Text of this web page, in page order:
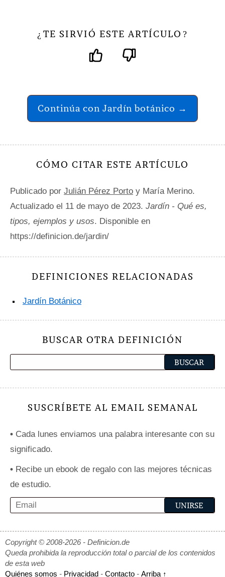
¿ TE SIRVIÓ ESTE ARTÍCULO ?
Continúa con Jardín botánico →
CÓMO CITAR ESTE ARTÍCULO
Publicado por Julián Pérez Porto y María Merino.
Actualizado el 11 de mayo de 2023. Jardín - Qué es,
tipos, ejemplos y usos. Disponible en
https://definicion.de/jardin/
DEFINICIONES RELACIONADAS
Jardín Botánico
BUSCAR OTRA DEFINICIÓN
SUSCRÍBETE AL EMAIL SEMANAL
• Cada lunes enviamos una palabra interesante con su
significado.
• Recibe un ebook de regalo con las mejores técnicas
de estudio.
Copyright © 2008-2026 - Definicion.de
Queda prohibida la reproducción total o parcial de los contenidos
de esta web
Quiénes somos - Privacidad - Contacto - Arriba ↑